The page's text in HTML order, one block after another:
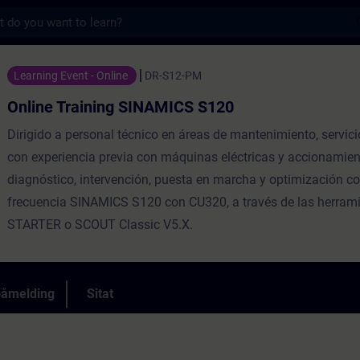
SINAMICS S120 - Opplæring - Opplæring
Learning Event - Online DR-S12-PM
Online Training SINAMICS S120
Dirigido a personal técnico en áreas de mantenimiento,
con experiencia previa con máquinas eléctricas y
diagnóstico, intervención, puesta en marcha y optimización
frecuencia SINAMICS S120 con CU320, a través de las
STARTER o SCOUT Classic V5.X.
Sitat